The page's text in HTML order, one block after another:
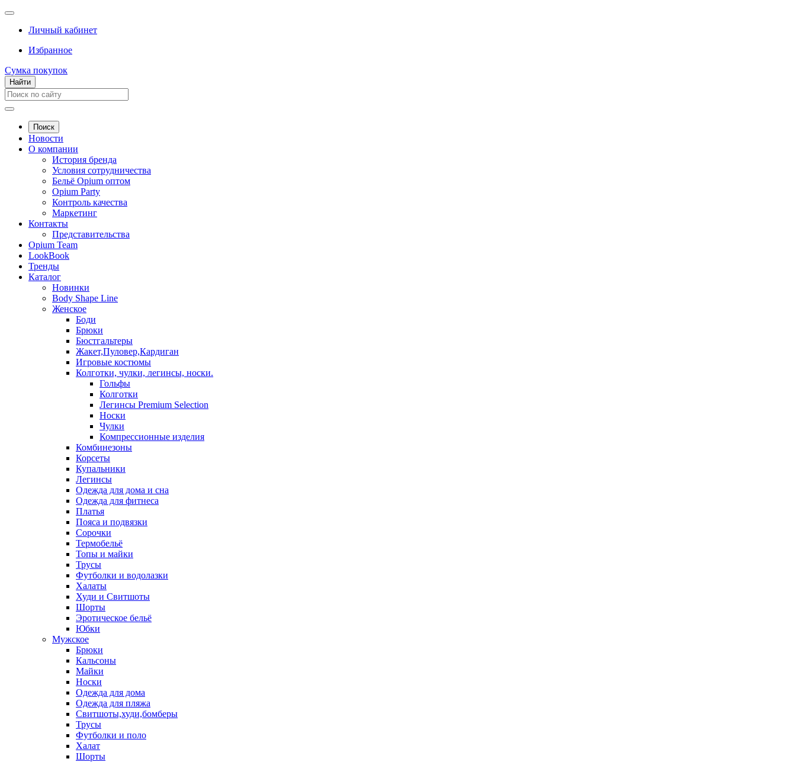
Личный кабинет
Избранное
Сумка покупок
Найти
Поиск
Новости
О компании
История бренда
Условия сотрудничества
Бельё Opium оптом
Opium Party
Контроль качества
Маркетинг
Контакты
Представительства
Opium Team
LookBook
Тренды
Каталог
Новинки
Body Shape Line
Женское
Боди
Брюки
Бюстгальтеры
Жакет,Пуловер,Кардиган
Игровые костюмы
Колготки, чулки, легинсы, носки.
Гольфы
Колготки
Легинсы Premium Selection
Носки
Чулки
Компрессионные изделия
Комбинезоны
Корсеты
Купальники
Легинсы
Одежда для дома и сна
Одежда для фитнеса
Платья
Пояса и подвязки
Сорочки
Термобельё
Топы и майки
Трусы
Футболки и водолазки
Халаты
Худи и Свитшоты
Шорты
Эротическое бельё
Юбки
Мужское
Брюки
Кальсоны
Майки
Носки
Одежда для дома
Одежда для пляжа
Свитшоты,худи,бомберы
Трусы
Футболки и поло
Халат
Шорты